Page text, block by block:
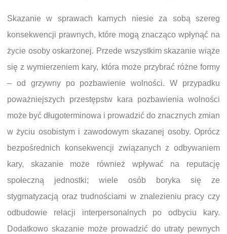
Skazanie w sprawach karnych niesie za sobą szereg
konsekwencji prawnych, które mogą znacząco wpłynąć na
życie osoby oskarżonej. Przede wszystkim skazanie wiąże
się z wymierzeniem kary, która może przybrać różne formy
– od grzywny po pozbawienie wolności. W przypadku
poważniejszych przestępstw kara pozbawienia wolności
może być długoterminowa i prowadzić do znacznych zmian
w życiu osobistym i zawodowym skazanej osoby. Oprócz
bezpośrednich konsekwencji związanych z odbywaniem
kary, skazanie może również wpływać na reputację
społeczną jednostki; wiele osób boryka się ze
stygmatyzacją oraz trudnościami w znalezieniu pracy czy
odbudowie relacji interpersonalnych po odbyciu kary.
Dodatkowo skazanie może prowadzić do utraty pewnych